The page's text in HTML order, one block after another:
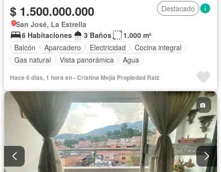
$ 1.500.000.000
Destacado
San José, La Estrella
6 Habitaciones
3 Baños
1.000 m²
Balcón
Aparcadero Electricidad
Cocina integral
Gas natural
Vista panorámica Agua
Hace 6 días, 1 hora en - Cristina Mejía Propiedad Raiz